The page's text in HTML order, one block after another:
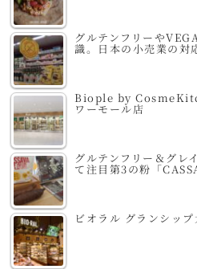
グルテンフリーや
識。日本の小売業の対
Biople by
ワーモール店
グルテンフリー＆グレ
て注目第3の粉「
ビオラル グランシッ